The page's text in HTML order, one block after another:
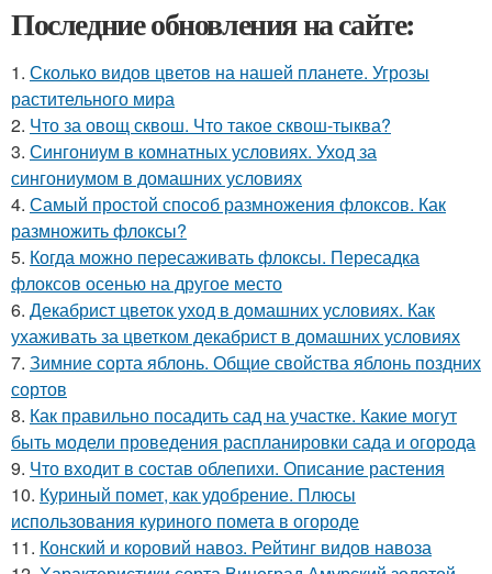
Последние обновления на сайте:
1. Сколько видов цветов на нашей планете. Угрозы
растительного мира
2. Что за овощ сквош. Что такое сквош-тыква?
3. Сингониум в комнатных условиях. Уход за
сингониумом в домашних условиях
4. Самый простой способ размножения флоксов. Как
размножить флоксы?
5. Когда можно пересаживать флоксы. Пересадка
флоксов осенью на другое место
6. Декабрист цветок уход в домашних условиях. Как
ухаживать за цветком декабрист в домашних условиях
7. Зимние сорта яблонь. Общие свойства яблонь поздних
сортов
8. Как правильно посадить сад на участке. Какие могут
быть модели проведения распланировки сада и огорода
9. Что входит в состав облепихи. Описание растения
10. Куриный помет, как удобрение. Плюсы
использования куриного помета в огороде
11. Конский и коровий навоз. Рейтинг видов навоза